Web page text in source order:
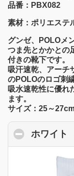
品番：PBX082
素材：ポリエステ
グンゼ、POLOメ
つま先とかかとの
付きの靴下です。
吸汗速乾、アーチ
のPOLOのロゴ刺
吸水速乾性に優れ
ます。
サイズ：25～
ホワイ